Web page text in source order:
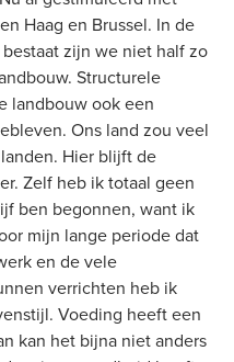
Haag en Brussel. In de
zijn we niet half zo
Structurele
landbouw ook een
Ons land zou veel
Hier blijft de
Zelf heb ik totaal geen
ben begonnen, want ik
mijn lange periode dat
en de vele
verrichten heb ik
Voeding heeft een
kan het bijna niet anders